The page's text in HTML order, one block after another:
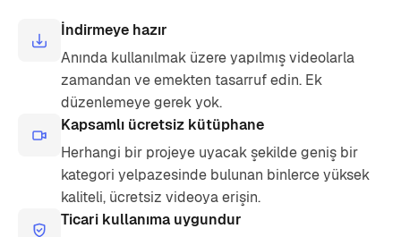
İndirmeye hazır
Anında kullanılmak üzere yapılmış videolarla
zamandan ve emekten tasarruf edin. Ek
düzenlemeye gerek yok.
Kapsamlı ücretsiz kütüphane
Herhangi bir projeye uyacak şekilde geniş bir
kategori yelpazesinde bulunan binlerce yüksek
kaliteli, ücretsiz videoya erişin.
Ticari kullanıma uygundur